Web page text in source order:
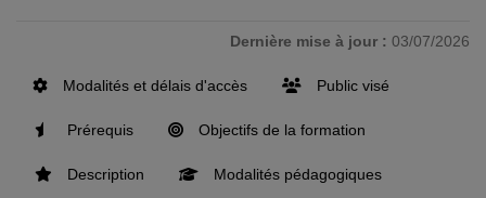
Dernière mise à jour : 03/07/2026
Modalités et délais d'accès Public visé
Prérequis Objectifs de la formation
Description Modalités pédagogiques